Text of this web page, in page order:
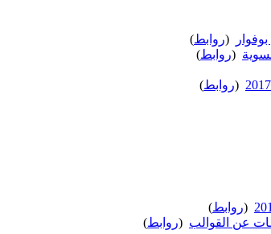
(روابط)
(روابط)
(روابط)
(روابط)
(روابط)